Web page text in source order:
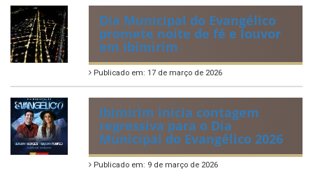
Dia Municipal do Evangélico
promete noite de fé e louvor
em Ibimirim
Publicado em: 17 de março de 2026
Ibimirim inicia contagem
regressiva para o Dia
Municipal do Evangélico 2026
Publicado em: 9 de março de 2026